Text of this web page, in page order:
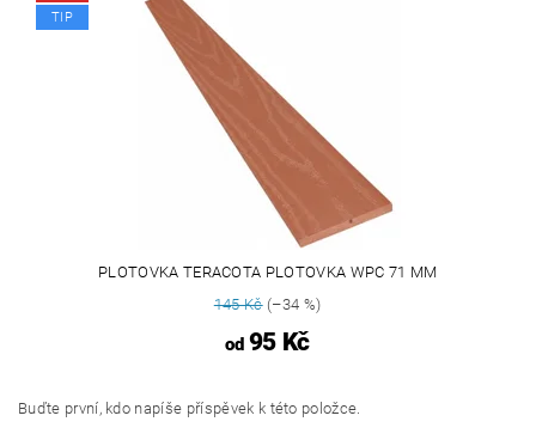
TIP
PLOTOVKA TERACOTA PLOTOVKA WPC 71 MM
145 Kč(–34 %)
od95 Kč
Buďte první, kdo napíše příspěvek k této položce.